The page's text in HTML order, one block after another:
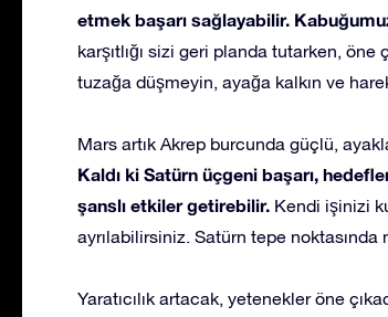
etmek başarı sağlayabilir.
karşıtlığı sizi geri planda tutarken,
tuzağa düşmeyin, ayağa kalkın ve
Mars artık Akrep burcunda güçlü,
Kaldı ki Satürn üçgeni başarı,
şanslı etkiler getirebilir. Kendi işinizi
ayrılabilirsiniz. Satürn tepe
Yaratıcılık artacak, yetenekler öne